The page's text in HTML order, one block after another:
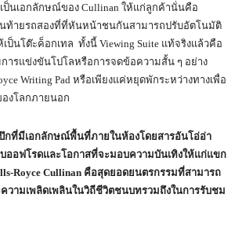
ป็นเอกลักษณ์ของ Cullinan ให้แก่ลูกค้านั่นคือ
นท้ายรถสองที่ที่หันหน้าชนกันสามารถปรับอัตโนมัติ
ป็นโต๊ะค็อกเทล ทั้งนี้ Viewing Suite แท้จริงแล้วคือ
ารแข่งขันโปโลหรือการจดข้อความสั้น ๆ อย่าง
Writing Pad หรือเพียงแค่หยุดพักระหว่างทางเพื่อ
งโลกภายนอก
กที่มีเอกลักษณ์พื้นที่ภายในห้องโดยสารอันโอ่อ่า
ออฟโรดและโอกาสที่จะมอบความบันเทิงให้แก่แขก
Royce Cullinan คือสุดยอดยนตรกรรมที่สามารถ
วามเพลิดเพลินในวิถีชีวิตชนบทรวมถึงในการรับชม